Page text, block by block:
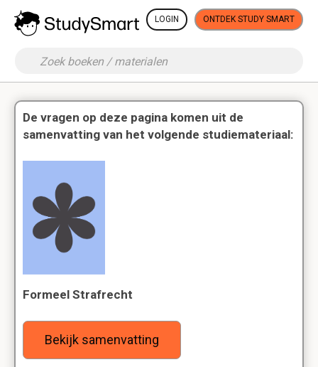
LOGIN ONTDEK STUDY SMART
De vragen op deze pagina komen uit de
samenvatting van het volgende studiemateriaal:
Formeel Strafrecht
Bekijk samenvatting